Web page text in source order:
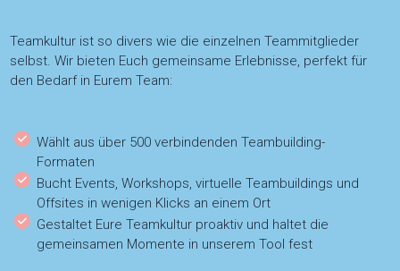
Teamkultur ist so divers wie die einzelnen Teammitglieder
selbst. Wir bieten Euch gemeinsame Erlebnisse, perfekt für
den Bedarf in Eurem Team:
Wählt aus über 500 verbindenden Teambuilding-
Formaten
Bucht Events, Workshops, virtuelle Teambuildings und
Offsites in wenigen Klicks an einem Ort
Gestaltet Eure Teamkultur proaktiv und haltet die
gemeinsamen Momente in unserem Tool fest